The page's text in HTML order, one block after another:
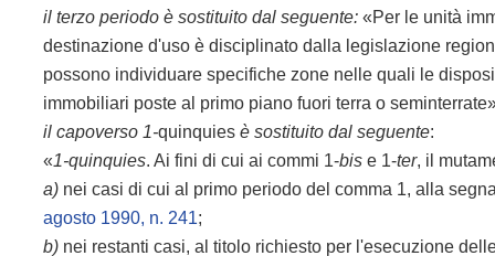
il terzo periodo è sostituito dal seguente: «Per le unità
destinazione d'uso è disciplinato dalla legislazione
possono individuare specifiche zone nelle quali le
immobiliari poste al primo piano fuori terra o
il capoverso 1-quinquiesè sostituito dal seguente:
«1-quinquies. Ai fini di cui ai commi 1-bis e 1-ter, il
a) nei casi di cui al primo periodo del comma 1, alla
agosto 1990, n. 241;
b) nei restanti casi, al titolo richiesto per l'esecuzione